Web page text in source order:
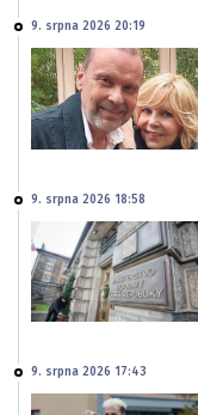
9. srpna 2026 20:19
9. srpna 2026 18:58
9. srpna 2026 17:43